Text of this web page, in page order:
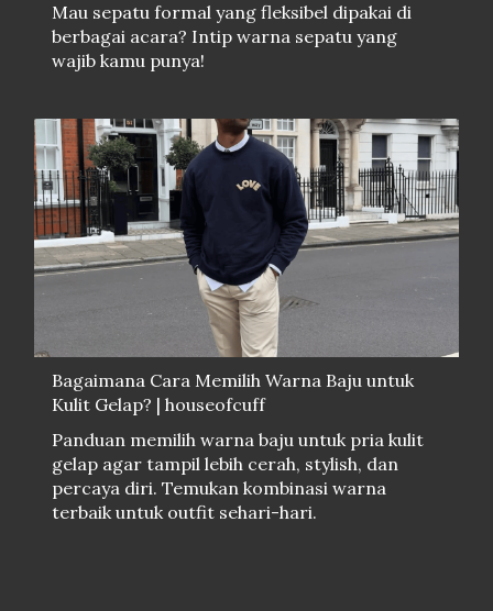
Mau sepatu formal yang fleksibel dipakai di
berbagai acara? Intip warna sepatu yang
wajib kamu punya!
Bagaimana Cara Memilih Warna Baju untuk
Kulit Gelap? | houseofcuff
Panduan memilih warna baju untuk pria kulit
gelap agar tampil lebih cerah, stylish, dan
percaya diri. Temukan kombinasi warna
terbaik untuk outfit sehari-hari.